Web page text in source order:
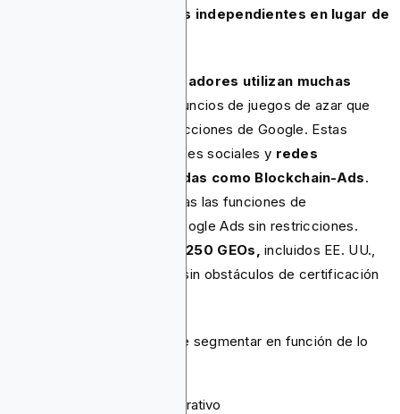
necesita 15 aprobaciones independientes en lugar de
los operadores utilizan muchas
para crear anuncios de juegos de azar que
eludan las crecientes restricciones de Google. Estas
incluyen plataformas de redes sociales y redes
publicitarias especializadas como Blockchain-Ads.
Blockchain-Ads ofrece todas las funciones de
segmentación únicas de Google Ads sin restricciones.
Tienes acceso a más de 250 GEOs, incluidos EE. UU.,
el Reino Unido y Alemania, sin obstáculos de certificación
También existe la opción de segmentar en función de lo
Dispositivo/sistema operativo